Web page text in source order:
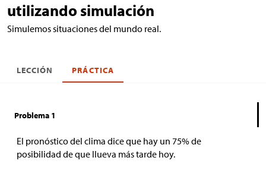
utilizando simulación
Simulemos situaciones del mundo real.
LECCIÓN PRÁCTICA
Problema 1
El pronóstico del clima dice que hay un 75% de
posibilidad de que llueva más tarde hoy.